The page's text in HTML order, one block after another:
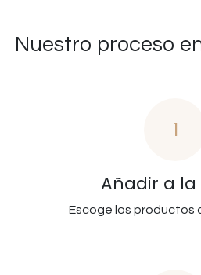
Nuestro proceso
1
Añadir a la
Escoge los productos